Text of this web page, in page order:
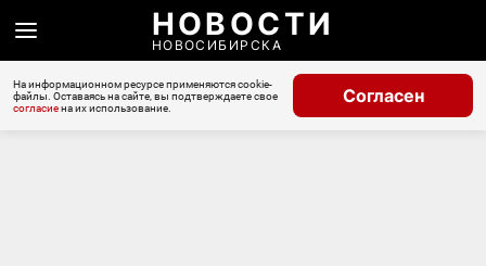
НОВОСТИ
НОВОСИБИРСКА
На информационном ресурсе применяются cookie-
файлы. Оставаясь на сайте, вы подтверждаете свое
согласиена их использование.
Согласен